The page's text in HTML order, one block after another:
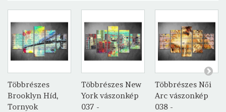
Többrészes
Brooklyn Híd,
Tornyok
Többrészes New
York vászonkép
037 -
Többrészes Női
Arc vászonkép
038 -